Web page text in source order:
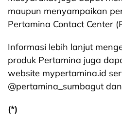
maupun menyampaikan
Pertamina Contact Center
Informasi lebih lanjut
produk Pertamina juga
website mypertamina.id
@pertamina_sumbagut
(*)